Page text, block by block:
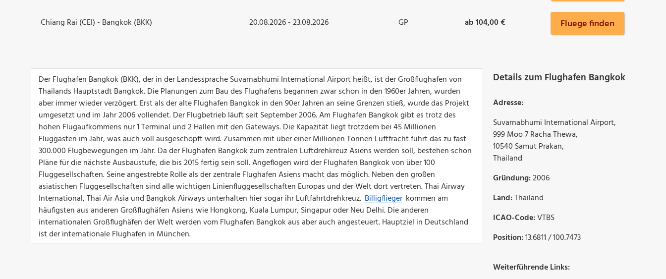
Chiang Rai (CEI) - Bangkok (BKK) 20.08.2026 - 23.08.2026 GP ab 104,00 € Fluege finden
Der Flughafen Bangkok (BKK), der in der Landessprache Suvarnabhumi International Airport heißt, ist der Großflughafen von
Thailands Hauptstadt Bangkok. Die Planungen zum Bau des Flughafens begannen zwar schon in den 1960er Jahren, wurden
aber immer wieder verzögert. Erst als der alte Flughafen Bangkok in den 90er Jahren an seine Grenzen stieß, wurde das Projekt
umgesetzt und im Jahr 2006 vollendet. Der Flugbetrieb läuft seit September 2006. Am Flughafen Bangkok gibt es trotz des
hohen Flugaufkommens nur 1 Terminal und 2 Hallen mit den Gateways. Die Kapazität liegt trotzdem bei 45 Millionen
Fluggästen im Jahr, was auch voll ausgeschöpft wird. Zusammen mit über einer Millionen Tonnen Luftfracht führt das zu fast
300.000 Flugbewegungen im Jahr. Da der Flughafen Bangkok zum zentralen Luftdrehkreuz Asiens werden soll, bestehen schon
Pläne für die nächste Ausbaustufe, die bis 2015 fertig sein soll. Angeflogen wird der Flughafen Bangkok von über 100
Fluggesellschaften. Seine angestrebte Rolle als der zentrale Flughafen Asiens macht das möglich. Neben den großen
asiatischen Fluggesellschaften sind alle wichtigen Linienfluggesellschaften Europas und der Welt dort vertreten. Thai Airway
International, Thai Air Asia und Bangkok Airways unterhalten hier sogar ihr Luftfahrtdrehkreuz. Billigflieger kommen am
häufigsten aus anderen Großflughäfen Asiens wie Hongkong, Kuala Lumpur, Singapur oder Neu Delhi. Die anderen
internationalen Großflughäfen der Welt werden vom Flughafen Bangkok aus aber auch angesteuert. Hauptziel in Deutschland
ist der internationale Flughafen in München.
Details zum Flughafen Bangkok
Adresse:
Suvarnabhumi International Airport,
999 Moo 7 Racha Thewa,
10540 Samut Prakan,
Thailand
Gründung:2006
Land:Thailand
ICAO-Code:VTBS
Position:13.6811 / 100.7473
Weiterführende Links: